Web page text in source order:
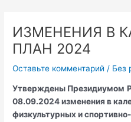
ИЗМЕНЕНИЯ В
ПЛАН 2024
Оставьте комментарий / Без
Утверждены Президиумом
08.09.2024 изменения в
физкультурных и